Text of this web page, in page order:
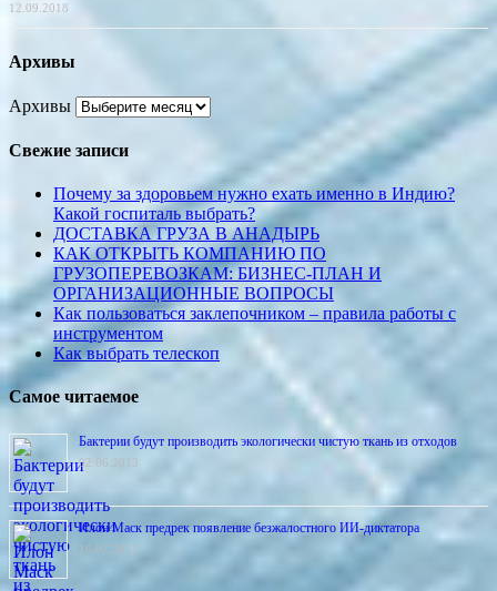
12.09.2018
Архивы
Архивы
Свежие записи
Почему за здоровьем нужно ехать именно в Индию?
Какой госпиталь выбрать?
ДОСТАВКА ГРУЗА В АНАДЫРЬ
КАК ОТКРЫТЬ КОМПАНИЮ ПО
ГРУЗОПЕРЕВОЗКАМ: БИЗНЕС-ПЛАН И
ОРГАНИЗАЦИОННЫЕ ВОПРОСЫ
Как пользоваться заклепочником – правила работы с
инструментом
Как выбрать телескоп
Самое читаемое
Бактерии будут производить экологически чистую ткань из отходов
02.06.2013
Илон Маск предрек появление безжалостного ИИ-диктатора
16.07.2013